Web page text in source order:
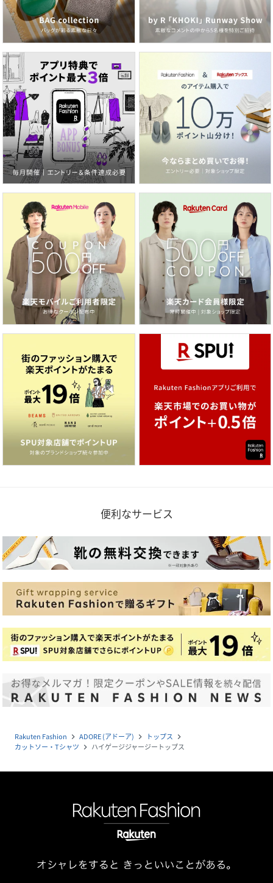
便利なサービス
Rakuten Fashion navigate_next ADORE (アドーア) navigate_next トップス navigate_next
カットソー・Tシャツ navigate_next ハイゲージジャージートップス